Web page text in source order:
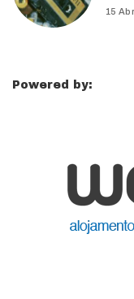
15
Powered by: